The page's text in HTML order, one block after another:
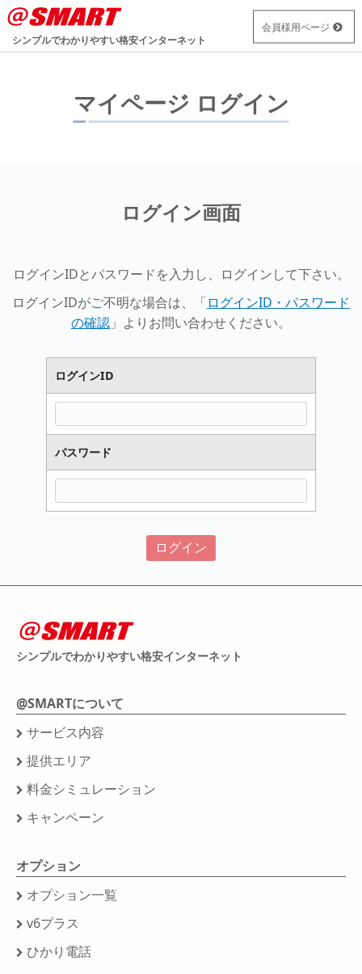
シンプルでわかりやすい格安インターネット
会員様用ページ
マイページ ログイン
ログイン画面
ログインIDとパスワードを入力し、ログインして下さい。
ログインIDがご不明な場合は、「ログインID・パスワード
の確認 」よりお問い合わせください。
ログインID
パスワード
シンプルでわかりやすい格安インターネット
@SMARTについて
サービス内容
提供エリア
料金シミュレーション
キャンペーン
オプション
オプション一覧
v6プラス
ひかり電話